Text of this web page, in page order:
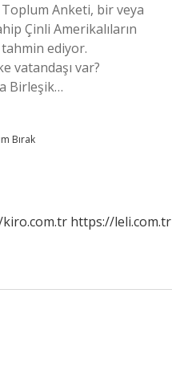
Toplum Anketi, bir veya
Çinli Amerikalıların
ediyor.
vatandaşı var?
Birleşik…
Bırak
https://leli.com.tr